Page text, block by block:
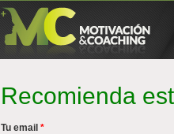
Recomienda
Tu email *